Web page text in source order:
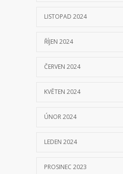
LISTOPAD 2024
ŘÍJEN 2024
ČERVEN 2024
KVĚTEN 2024
ÚNOR 2024
LEDEN 2024
PROSINEC 2023